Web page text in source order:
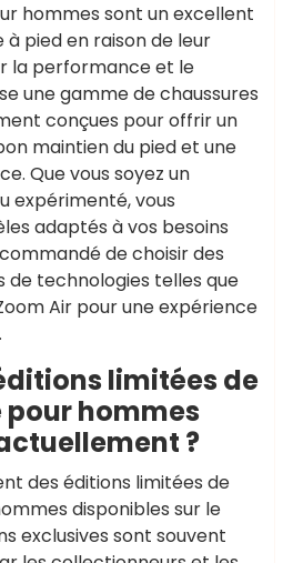
hommes sont un excellent
pied en raison de leur
la performance et le
une gamme de chaussures
conçues pour offrir un
maintien du pied et une
Que vous soyez un
expérimenté, vous
adaptés à vos besoins
de choisir des
de technologies telles que
Air pour une expérience
limitées de
pour hommes
?
des éditions limitées de
disponibles sur le
exclusives sont souvent